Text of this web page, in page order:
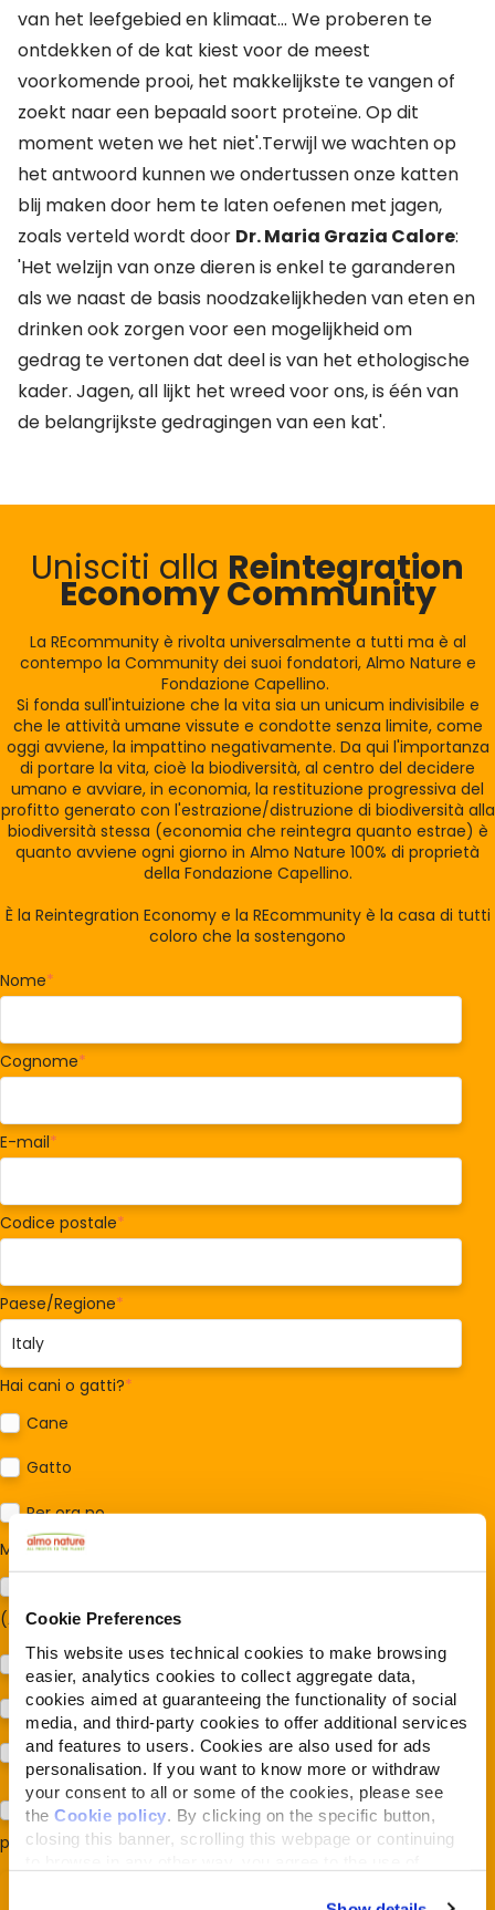
Cookie Preferences
This website uses technical cookies to make browsing
easier, analytics cookies to collect aggregate data,
cookies aimed at guaranteeing the functionality of social
media, and third-party cookies to offer additional services
and features to users. Cookies are also used for ads
personalisation. If you want to know more or withdraw
your consent to all or some of the cookies, please see
the Cookie policy . By clicking on the specific button,
closing this banner, scrolling this webpage or continuing
van het leefgebied en klimaat... We proberen te
ontdekken of de kat kiest voor de meest
voorkomende prooi, het makkelijkste te vangen of
zoekt naar een bepaald soort proteïne. Op dit
moment weten we het niet'.Terwijl we wachten op
het antwoord kunnen we ondertussen onze katten
blij maken door hem te laten oefenen met jagen,
zoals verteld wordt door Dr. Maria Grazia Calore:
'Het welzijn van onze dieren is enkel te garanderen
als we naast de basis noodzakelijkheden van eten en
drinken ook zorgen voor een mogelijkheid om
gedrag te vertonen dat deel is van het ethologische
kader. Jagen, all lijkt het wreed voor ons, is één van
de belangrijkste gedragingen van een kat'.
Unisciti alla Reintegration
Economy Community
La REcommunity è rivolta universalmente a tutti ma è al
contempo la Community dei suoi fondatori, Almo Nature e
Fondazione Capellino.
Si fonda sull'intuizione che la vita sia un unicum indivisibile e
che le attività umane vissute e condotte senza limite, come
oggi avviene, la impattino negativamente. Da qui l'importanza
di portare la vita, cioè la biodiversità, al centro del decidere
umano e avviare, in economia, la restituzione progressiva del
profitto generato con l'estrazione/distruzione di biodiversità alla
biodiversità stessa (economia che reintegra quanto estrae) è
quanto avviene ogni giorno in Almo Nature 100% di proprietà
della Fondazione Capellino.
È la Reintegration Economy e la REcommunity è la casa di tutti
coloro che la sostengono
Nome*
Cognome*
E-mail*
Codice postale*
Paese/Regione*
Hai cani o gatti?*
Cane
Gatto
Per ora no
Mi interessa:
(Almonature - Fondazione Capellino)
Protezione della biodiversità (Fondazione Capellino)
Protezione dei cani e dei gatti (Almo Nature)
Prodotti (Almo Nature)
Acconsento al trattamento dei miei dati e dichiaro di aver
preso visione dellaPrivacy Policy *